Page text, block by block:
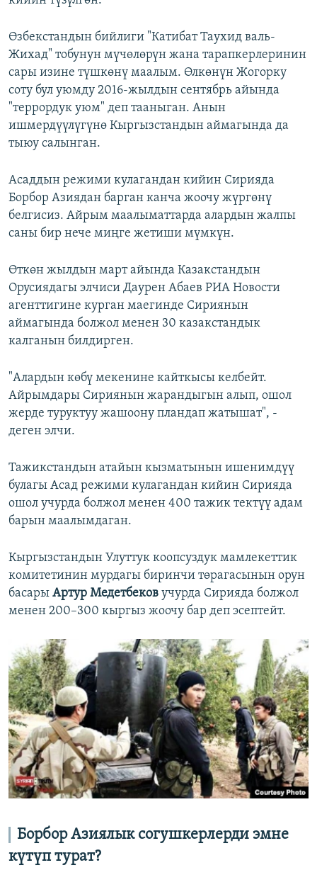
Өзбекстандын бийлиги "Катибат Таухид валь-
Жихад" тобунун мүчөлөрүн жана тарапкерлеринин
сары изине түшкөнү маалым. Өлкөнүн Жогорку
соту бул уюмду 2016-жылдын сентябрь айында
"террордук уюм" деп тааныган. Анын
ишмердүүлүгүнө Кыргызстандын аймагында да
тыюу салынган.
Асаддын режими кулагандан кийин Сирияда
Борбор Азиядан барган канча жоочу жүргөнү
белгисиз. Айрым маалыматтарда алардын жалпы
саны бир нече миңге жетиши мүмкүн.
Өткөн жылдын март айында Казакстандын
Орусиядагы элчиси Даурен Абаев РИА Новости
агенттигине курган маегинде Сириянын
аймагында болжол менен 30 казакстандык
калганын билдирген.
"Алардын көбү мекенине кайткысы келбейт.
Айрымдары Сириянын жарандыгын алып, ошол
жерде туруктуу жашоону пландап жатышат", -
деген элчи.
Тажикстандын атайын кызматынын ишенимдүү
булагы Асад режими кулагандан кийин Сирияда
ошол учурда болжол менен 400 тажик тектүү адам
барын маалымдаган.
Кыргызстандын Улуттук коопсуздук мамлекеттик
комитетинин мурдагы биринчи төрагасынын орун
басары Артур Медетбеков учурда Сирияда болжол
менен 200–300 кыргыз жоочу бар деп эсептейт.
Борбор Азиялык согушкерлерди эмне
күтүп турат?